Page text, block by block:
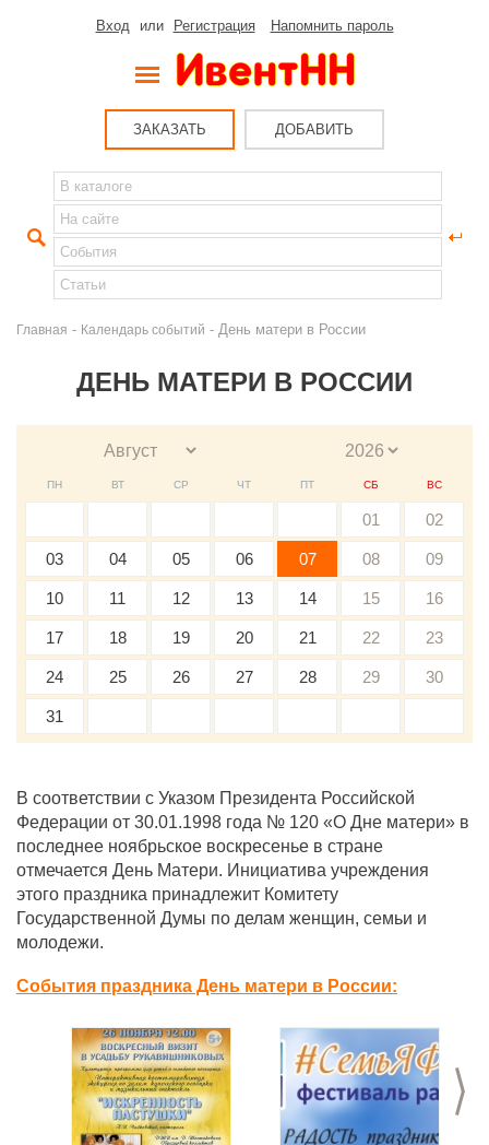
Вход или Регистрация Напомнить пароль
ЗАКАЗАТЬ ДОБАВИТЬ
Главная - Календарь событий - День матери в России
ДЕНЬ МАТЕРИ В РОССИИ
ПН ВТ СР ЧТ ПТ СБ ВС
01 02
03 04 05 06 07 08 09
10 11 12 13 14 15 16
17 18 19 20 21 22 23
24 25 26 27 28 29 30
31
В соответствии с Указом Президента Российской
Федерации от 30.01.1998 года № 120 «О Дне матери» в
последнее ноябрьское воскресенье в стране
отмечается День Матери. Инициатива учреждения
этого праздника принадлежит Комитету
Государственной Думы по делам женщин, семьи и
молодежи.
События праздника День матери в России:
>